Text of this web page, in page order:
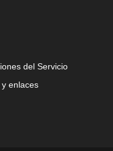
del Servicio
enlaces